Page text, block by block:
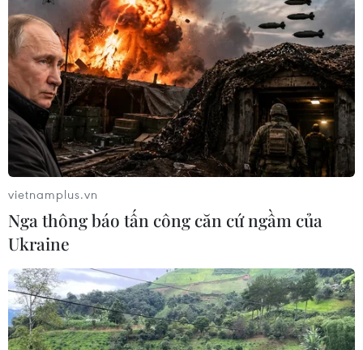
Vụ gần 200 triệu lít xăng: Bị cáo chối tội,
Viện Kiểm sát đối chất
12/07/2022 12:15
Tại tòa, 3 bị cáo Nguyễn Thế Anh, Nguyễn Văn An và
Phạm Hồ Hải không thừa nhận hành vi phạm tội, đồng
thời cho rằng, quá trình điều tra bị cáo bị mớm cung,
cung cấp thông tin để khai theo.
vietnamplus.vn
Nga thông báo tấn công căn cứ ngầm của
Ukraine